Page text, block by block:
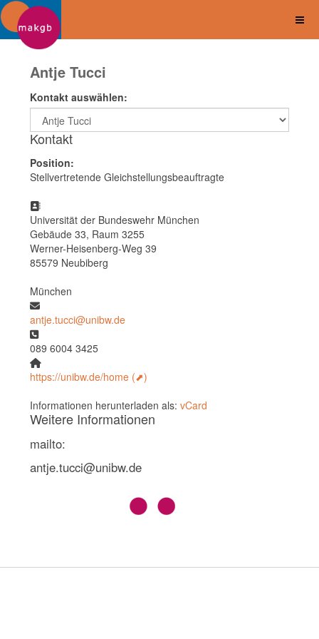
Antje Tucci
Kontakt auswählen:
Kontakt
Position:
Stellvertretende Gleichstellungsbeauftragte
Adresse
Universität der Bundeswehr München
Gebäude 33, Raum 3255
Werner-Heisenberg-Weg 39
85579 Neubiberg
München
COM_CONTACT_EMAIL">
antje.tucci@unibw.de
Telefon
089 6004 3425
Website
https://unibw.de/home
Informationen herunterladen als:vCard
Weitere Informationen
mailto:
antje.tucci@unibw.de